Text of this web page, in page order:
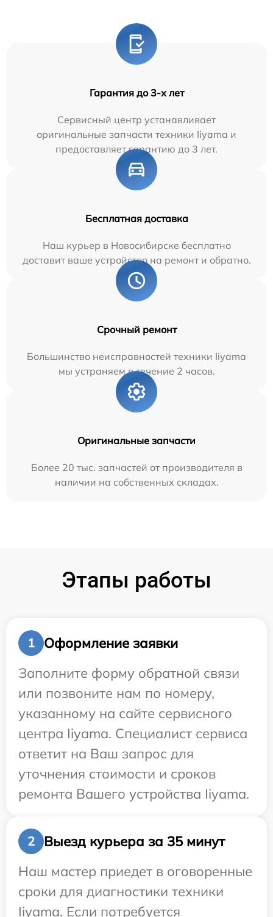
Гарантия до 3-х лет
Сервисный центр устанавливает
оригинальные запчасти техники Iiyama и
предоставляет гарантию до 3 лет.
Бесплатная доставка
Наш курьер в Новосибирске бесплатно
доставит ваше устройство на ремонт и обратно.
Срочный ремонт
Большинство неисправностей техники Iiyama
мы устраняем в течение 2 часов.
Оригинальные запчасти
Более 20 тыс. запчастей от производителя в
наличии на собственных складах.
Этапы работы
1
Оформление заявки
Заполните форму обратной связи
или позвоните нам по номеру,
указанному на сайте сервисного
центра Iiyama. Специалист сервиса
ответит на Ваш запрос для
уточнения стоимости и сроков
ремонта Вашего устройства Iiyama.
2
Выезд курьера за 35 минут
Наш мастер приедет в оговоренные
сроки для диагностики техники
Iiyama. Если потребуется